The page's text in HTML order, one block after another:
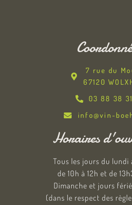
7 rue du
67120
03 88 38
info@vin-
Horaires
Tous les jours du lundi
de 10h à 12h et de
Dimanche et jours
(dans le respect des